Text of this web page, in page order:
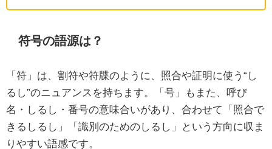
符号の語源は？
「符」は、割符や符牒のように、照合や証明に使う“し
るし”のニュアンスを持ちます。「号」もまた、呼び
名・しるし・番号の意味合いがあり、合わせて「照合で
きるしるし」「識別のためのしるし」という方向に収ま
りやすい語感です。